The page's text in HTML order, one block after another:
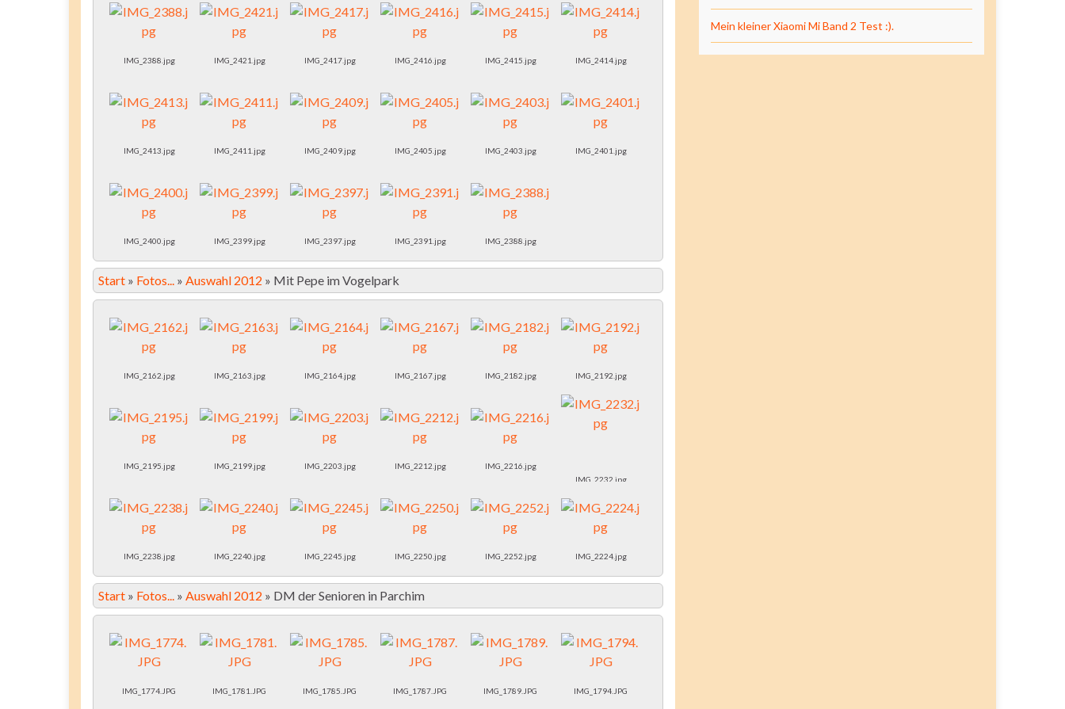
IMG_2388.jpg IMG_2421.jpg IMG_2417.jpg IMG_2416.jpg IMG_2415.jpg IMG_2414.jpg
IMG_2413.jpg IMG_2411.jpg IMG_2409.jpg IMG_2405.jpg IMG_2403.jpg IMG_2401.jpg
IMG_2400.jpg IMG_2399.jpg IMG_2397.jpg IMG_2391.jpg IMG_2388.jpg
Start » Fotos... » Auswahl 2012 » Mit Pepe im Vogelpark
IMG_2162.jpg IMG_2163.jpg IMG_2164.jpg IMG_2167.jpg IMG_2182.jpg IMG_2192.jpg
IMG_2195.jpg IMG_2199.jpg IMG_2203.jpg IMG_2212.jpg
IMG_2216.jpg
IMG_2232.jpg
IMG_2238.jpg IMG_2240.jpg IMG_2245.jpg IMG_2250.jpg IMG_2252.jpg IMG_2224.jpg
Start » Fotos... » Auswahl 2012 » DM der Senioren in Parchim
IMG_1774.JPG IMG_1781.JPG IMG_1785.JPG IMG_1787.JPG IMG_1789.JPG IMG_1794.JPG
Mein kleiner Xiaomi Mi Band 2 Test :).